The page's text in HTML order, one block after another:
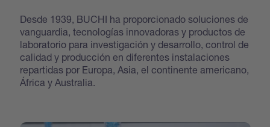
Desde 1939, BUCHI ha proporcionado soluciones de
vanguardia, tecnologías innovadoras y productos de
laboratorio para investigación y desarrollo, control de
calidad y producción en diferentes instalaciones
repartidas por Europa, Asia, el continente americano,
África y Australia.